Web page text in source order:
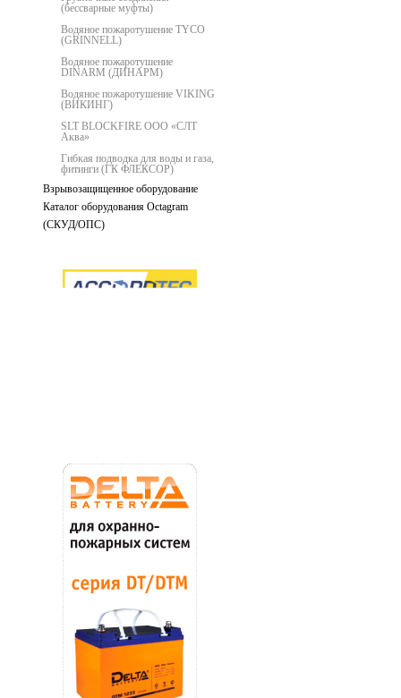
(бессварные муфты)
Водяное пожаротушение TYCO
(GRINNELL)
Водяное пожаротушение
DINARM (ДИНАРМ)
Водяное пожаротушение VIKING
(ВИКИНГ)
SLT BLOCKFIRE ООО «СЛТ
Аква»
Гибкая подводка для воды и газа,
фитинги (ГК ФЛЕКСОР)
Взрывозащищенное оборудование
Каталог оборудования Octagram
(СКУД/ОПС)